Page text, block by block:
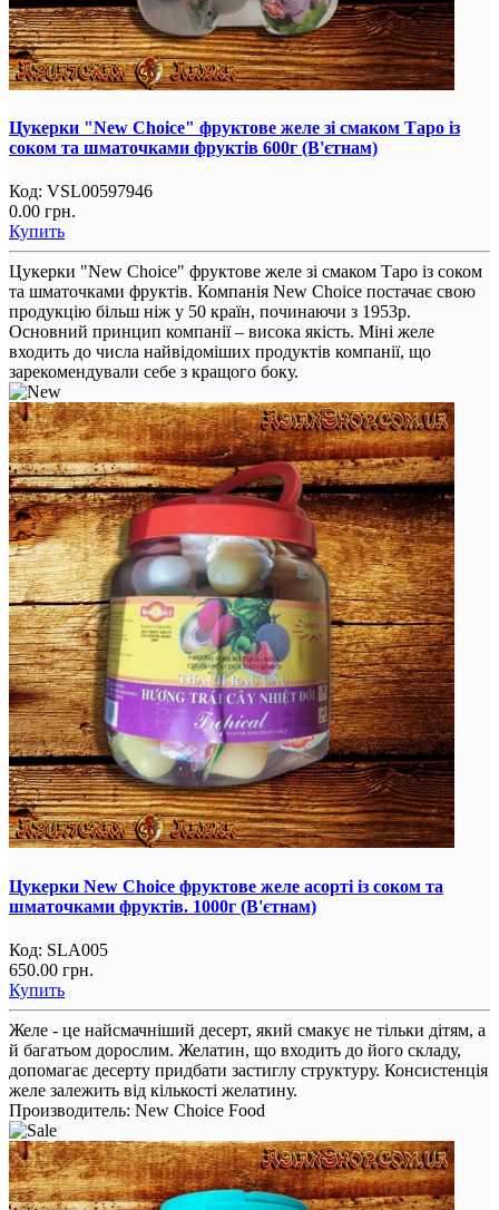
Цукерки "New Choice" фруктове желе зі смаком Таро із
соком та шматочками фруктів 600г (В'єтнам)
Код: VSL00597946
0.00 грн.
Купить
Цукерки "New Choice" фруктове желе зі смаком Таро із соком
та шматочками фруктів. Компанія New Choice постачає свою
продукцію більш ніж у 50 країн, починаючи з 1953р.
Основний принцип компанії – висока якість. Міні желе
входить до числа найвідоміших продуктів компанії, що
зарекомендували себе з кращого боку.
Цукерки New Choice фруктове желе асорті із соком та
шматочками фруктів. 1000г (В'єтнам)
Код: SLA005
650.00 грн.
Купить
Желе - це найсмачніший десерт, який смакує не тільки дітям, а
й багатьом дорослим. Желатин, що входить до його складу,
допомагає десерту придбати застиглу структуру. Консистенція
желе залежить від кількості желатину.
Производитель: New Choice Food